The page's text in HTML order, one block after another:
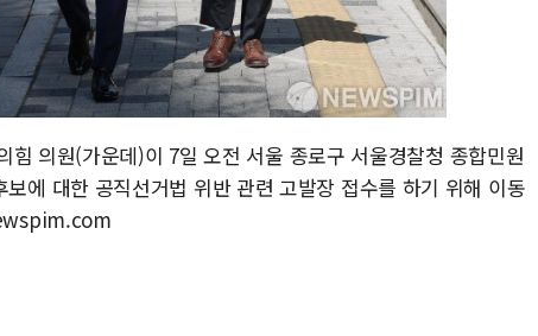
의원(가운데)이 7일 오전 서울 종로구 서울경찰청 종합민원
에 대한 공직선거법 위반 관련 고발장 접수를 하기 위해 이동